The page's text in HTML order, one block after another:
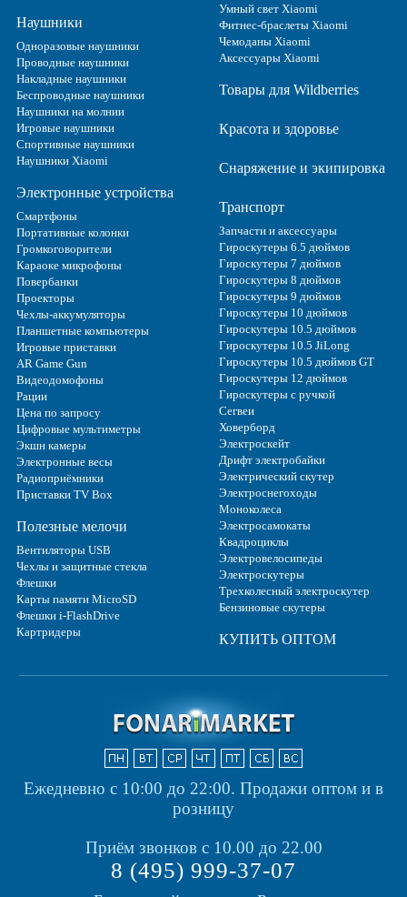
Наушники
Одноразовые наушники
Проводные наушники
Накладные наушники
Беспроводные наушники
Наушники на молнии
Игровые наушники
Спортивные наушники
Наушники Xiaomi
Электронные устройства
Смартфоны
Портативные колонки
Громкоговорители
Караоке микрофоны
Повербанки
Проекторы
Чехлы-аккумуляторы
Планшетные компьютеры
Игровые приставки
AR Game Gun
Видеодомофоны
Рации
Цена по запросу
Цифровые мультиметры
Экшн камеры
Электронные весы
Радиоприёмники
Приставки TV Box
Полезные мелочи
Вентиляторы USB
Чехлы и защитные стекла
Флешки
Карты памяти MicroSD
Флешки i-FlashDrive
Картридеры
Умный свет Xiaomi
Фитнес-браслеты Xiaomi
Чемоданы Xiaomi
Аксессуары Xiaomi
Товары для Wildberries
Красота и здоровье
Снаряжение и экипировка
Транспорт
Запчасти и аксессуары
Гироскутеры 6.5 дюймов
Гироскутеры 7 дюймов
Гироскутеры 8 дюймов
Гироскутеры 9 дюймов
Гироскутеры 10 дюймов
Гироскутеры 10.5 дюймов
Гироскутеры 10.5 JiLong
Гироскутеры 10.5 дюймов GT
Гироскутеры 12 дюймов
Гироскутеры с ручкой
Сегвеи
Ховерборд
Электроскейт
Дрифт электробайки
Электрический скутер
Электроснегоходы
Моноколеса
Электросамокаты
Квадроциклы
Электровелосипеды
Электроскутеры
Трехколесный электроскутер
Бензиновые скутеры
КУПИТЬ ОПТОМ
Ежедневно с 10:00 до 22:00. Продажи оптом и в
розницу
Приём звонков с 10.00 до 22.00
8 (495) 999-37-07